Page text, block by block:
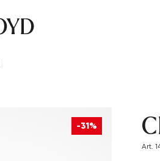
-31%
Art.